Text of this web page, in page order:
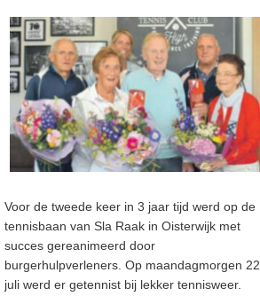
Voor de tweede keer in 3 jaar tijd werd op de
tennisbaan van Sla Raak in Oisterwijk met
succes gereanimeerd door
burgerhulpverleners. Op maandagmorgen 22
juli werd er getennist bij lekker tennisweer.